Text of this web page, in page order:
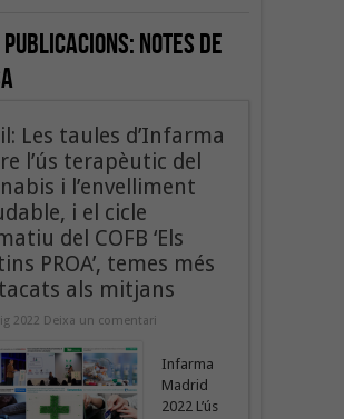
Publicacions:notes de
Les taules d’Infarma
l’ús terapèutic del
i l’envelliment
i el cicle
del COFB ‘Els
PROA’, temes més
als mitjans
2022 Deixa un comentari
Infarma
Madrid
2022 L’ús